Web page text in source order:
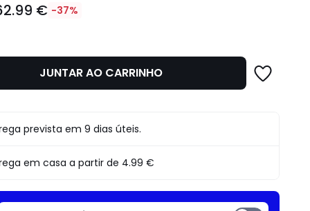
€ -37%
JUNTAR AO CARRINHO
prevista em 9 dias úteis.
em casa a partir de 4.99 €